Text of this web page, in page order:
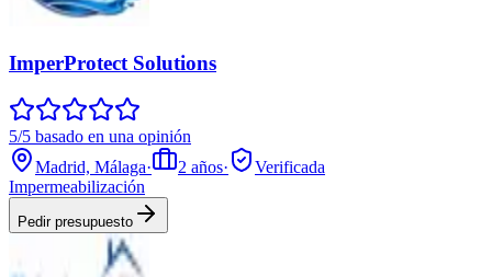
ImperProtect Solutions
5/5 basado en una opinión
Madrid, Málaga· 2 años·
Verificada
Impermeabilización
Pedir presupuesto